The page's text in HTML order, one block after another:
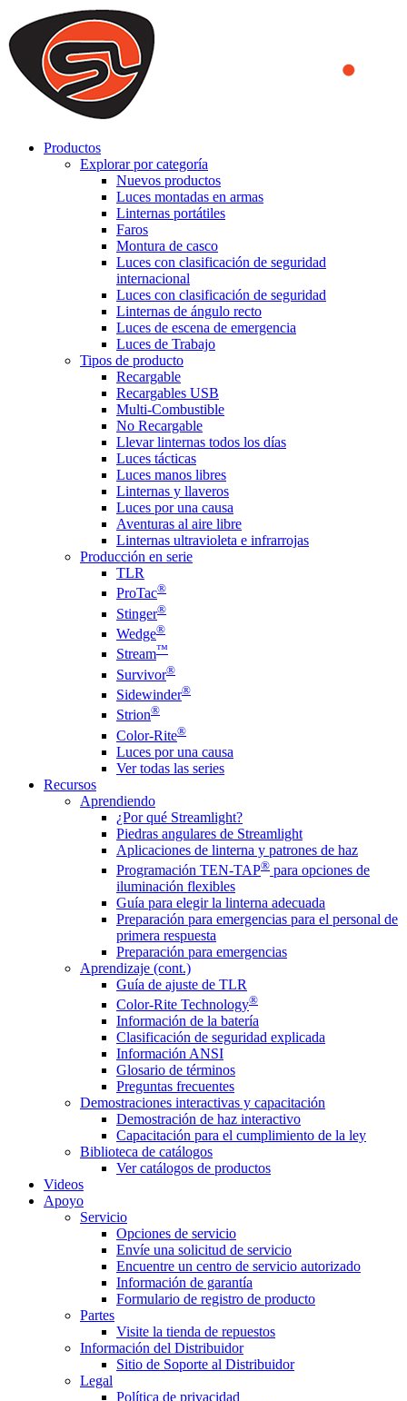
We use cookies to ensure that we provide you the best experience
on our website. By continuing to browse this website, you accept
that cookies are used to help us analyze how the website is used and
to offer you a better experience. To learn more or to find out how
you can disable cookies, you can access our
Productos
Explorar por categoría
Nuevos productos
Luces montadas en armas
Linternas portátiles
Faros
Montura de casco
Luces con clasificación de seguridad
internacional
Luces con clasificación de seguridad
Linternas de ángulo recto
Luces de escena de emergencia
Luces de Trabajo
Tipos de producto
Recargable
Recargables USB
Multi-Combustible
No Recargable
Llevar linternas todos los días
Luces tácticas
Luces manos libres
Linternas y llaveros
Luces por una causa
Aventuras al aire libre
Linternas ultravioleta e infrarrojas
Producción en serie
TLR
ProTac®
Stinger®
Wedge®
Stream™
Survivor®
Sidewinder®
Strion®
Color-Rite®
Luces por una causa
Ver todas las series
Recursos
Aprendiendo
¿Por qué Streamlight?
Piedras angulares de Streamlight
Aplicaciones de linterna y patrones de haz
Programación TEN-TAP® para opciones de
iluminación flexibles
Guía para elegir la linterna adecuada
Preparación para emergencias para el personal de
primera respuesta
Preparación para emergencias
Aprendizaje (cont.)
Guía de ajuste de TLR
Color-Rite Technology®
Información de la batería
Clasificación de seguridad explicada
Información ANSI
Glosario de términos
Preguntas frecuentes
Demostraciones interactivas y capacitación
Demostración de haz interactivo
Capacitación para el cumplimiento de la ley
Biblioteca de catálogos
Ver catálogos de productos
Videos
Apoyo
Servicio
Opciones de servicio
Envíe una solicitud de servicio
Encuentre un centro de servicio autorizado
Información de garantía
Formulario de registro de producto
Partes
Visite la tienda de repuestos
Información del Distribuidor
Sitio de Soporte al Distribuidor
Legal
Política de privacidad